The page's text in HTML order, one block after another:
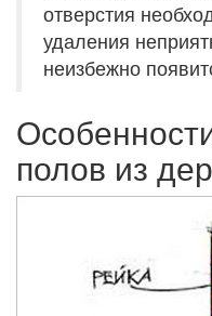
отверстия
удаления
неизбежно
полов из